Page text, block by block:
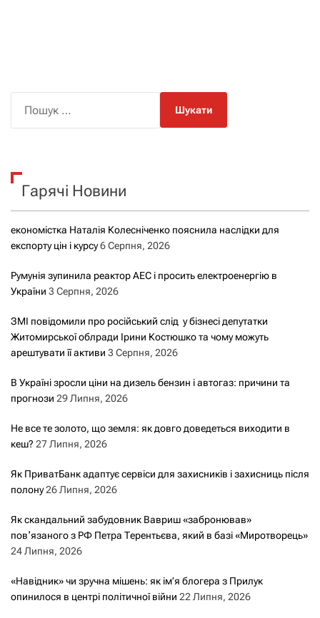
к
Гарячі Новини
економістка Наталія Колесніченко пояснила наслідки для
експорту цін і курсу6 Серпня, 2026
Румунія зупинила реактор АЕС і просить електроенергію в
України 3 Серпня, 2026
ЗМІ повідомили про російський слід у бізнесі депутатки
Житомирської облради Ірини Костюшко та чому можуть
арештувати її активи 3 Серпня, 2026
В Україні зросли ціни на дизель бензин і автогаз: причини та
прогнози 29 Липня, 2026
Не все те золото, що земля: як довго доведеться виходити в
кеш? 27 Липня, 2026
Як ПриватБанк адаптує сервіси для захисників і захисниць після
полону26 Липня, 2026
Як скандальний забудовник Вавриш «забронював»
повʼязаного з РФ Петра Терентьєва, який в базі «Миротворець»
24 Липня, 2026
«Навідник» чи зручна мішень: як ім’я блогера з Прилук
опинилося в центрі політичної війни 22 Липня, 2026